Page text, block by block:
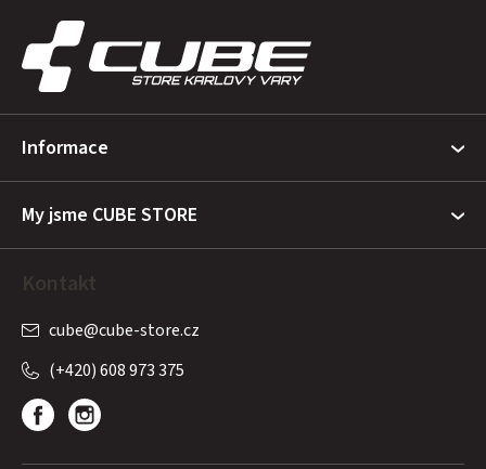
Informace
My jsme CUBE STORE
Kontakt
cube@cube-store.cz
(+420) 608 973 375